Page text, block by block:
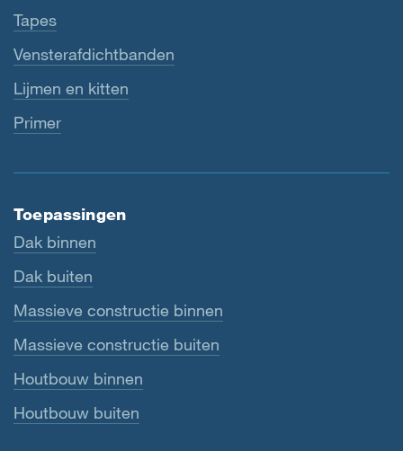
Tapes
Vensterafdichtbanden
Lijmen en kitten
Primer
Toepassingen
Dak binnen
Dak buiten
Massieve constructie binnen
Massieve constructie buiten
Houtbouw binnen
Houtbouw buiten